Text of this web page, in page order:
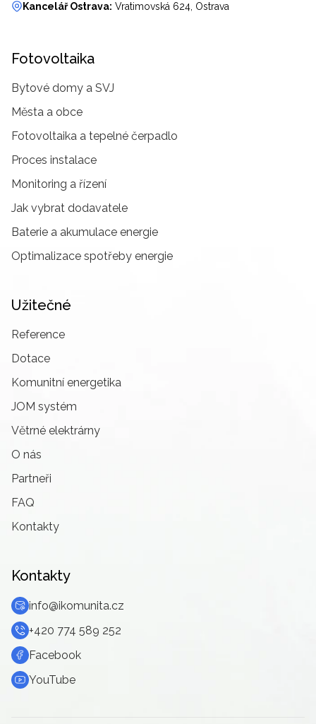
Kancelář Ostrava: Vratimovská 624, Ostrava
Fotovoltaika
Bytové domy a SVJ
Města a obce
Fotovoltaika a tepelné čerpadlo
Proces instalace
Monitoring a řízení
Jak vybrat dodavatele
Baterie a akumulace energie
Optimalizace spotřeby energie
Užitečné
Reference
Dotace
Komunitní energetika
JOM systém
Větrné elektrárny
O nás
Partneři
FAQ
Kontakty
Kontakty
info@ikomunita.cz
+420 774 589 252
Facebook
YouTube